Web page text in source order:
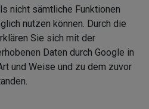
nicht sämtliche Funktionen
nutzen können. Durch die
Sie sich mit der
Daten durch Google in
und Weise und zu dem zuvor